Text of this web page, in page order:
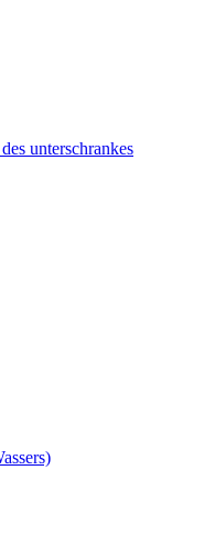
unterschrankes